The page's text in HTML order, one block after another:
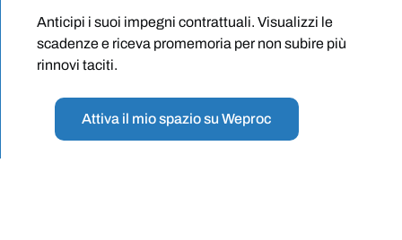
Anticipi i suoi impegni contrattuali. Visualizzi le
scadenze e riceva promemoria per non subire più
rinnovi taciti.
Attiva il mio spazio su Weproc